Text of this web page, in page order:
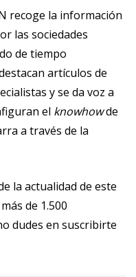
recoge la información
las sociedades
de tiempo
artículos de
y se da voz a
el knowhowde
a través de la
la actualidad de este
de 1.500
dudes en suscribirte